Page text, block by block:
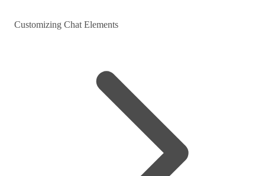
Customizing Chat Elements